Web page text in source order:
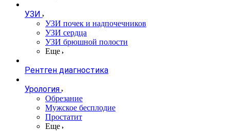
УЗИ
УЗИ почек и надпочечников
УЗИ сердца
УЗИ брюшной полости
Еще
Рентген диагностика
Урология
Обрезание
Мужское бесплодие
Простатит
Еще